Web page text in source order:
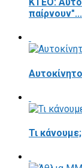
παίρνουν"...
Τι κάνουμε;